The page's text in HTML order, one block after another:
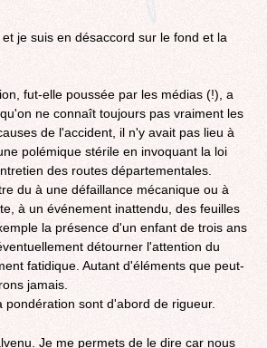
je suis en désaccord sur le fond et la
fut-elle poussée par les médias (!), a
ne connaît toujours pas vraiment les
de l'accident, il n'y avait pas lieu à
polémique stérile en invoquant la loi
des routes départementales.‎
du à une défaillance mécanique ou à
à un événement inattendu, des feuilles
la présence d'un enfant de trois ans
détourner l'attention du
fatidique. Autant d'éléments que peut-
jamais.
pondération sont d'abord de rigueur.
‎Je me permets de le dire car nous